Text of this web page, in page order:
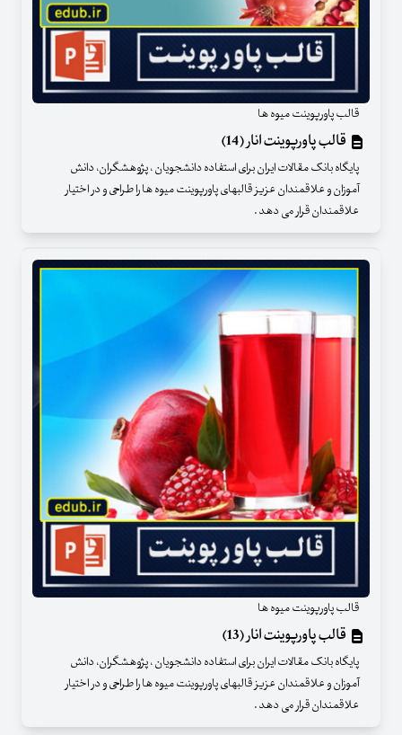
قالب پاورپوینت میوه ها
قالب پاورپوینت انار (14)
پایگاه بانک مقالات ایران برای استفاده دانشجویان ، پژوهشگران، دانش
آموزان و علاقمندان عزیز قالبهای پاورپوینت میوه ها را طراحی و در اختیار
علاقمندان قرار می دهد .
قالب پاورپوینت میوه ها
قالب پاورپوینت انار (13)
پایگاه بانک مقالات ایران برای استفاده دانشجویان ، پژوهشگران، دانش
آموزان و علاقمندان عزیز قالبهای پاورپوینت میوه ها را طراحی و در اختیار
علاقمندان قرار می دهد .